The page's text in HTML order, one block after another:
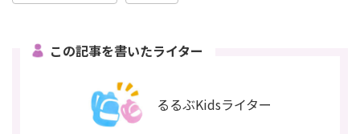
この記事を書いたライター
るるぶKidsライター